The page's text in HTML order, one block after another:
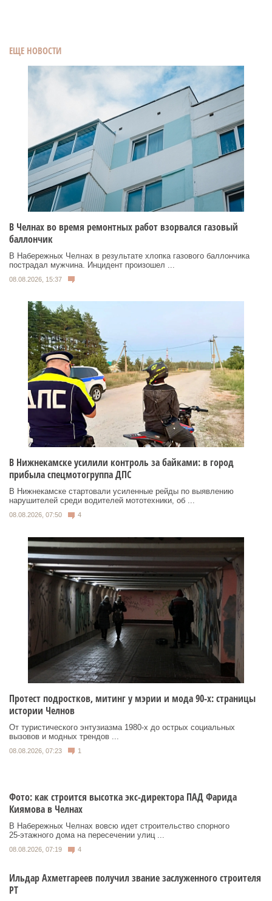
ЕЩЕ НОВОСТИ
В Челнах во время ремонтных работ взорвался газовый
баллончик
В Набережных Челнах в результате хлопка газового баллончика
пострадал мужчина. Инцидент произошел ...
08.08.2026, 15:37
В Нижнекамске усилили контроль за байками: в город
прибыла спецмотогруппа ДПС
В Нижнекамске стартовали усиленные рейды по выявлению
нарушителей среди водителей мототехники, об ...
08.08.2026, 07:50 4
Протест подростков, митинг у мэрии и мода 90-х: страницы
истории Челнов
От туристического энтузиазма 1980‑х до острых социальных
вызовов и модных трендов ...
08.08.2026, 07:23 1
Фото: как строится высотка экс-директора ПАД Фарида
Киямова в Челнах
В Набережных Челнах вовсю идет строительство спорного
25‑этажного дома на пересечении улиц ...
08.08.2026, 07:19 4
Ильдар Ахметгареев получил звание заслуженного строителя
РТ